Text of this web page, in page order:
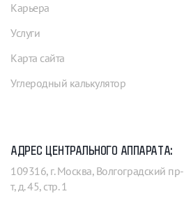
Карьера
Услуги
Карта сайта
Углеродный калькулятор
АДРЕС ЦЕНТРАЛЬНОГО АППАРАТА:
109316, г. Москва, Волгоградский пр-
т, д. 45, стр. 1